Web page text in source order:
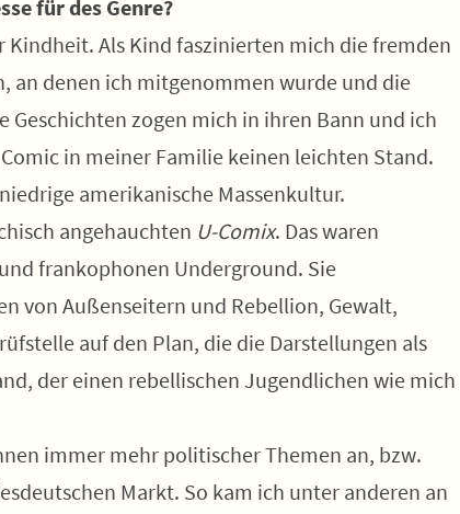
für des Genre?
Kindheit. Als Kind faszinierten mich die fremden
an denen ich mitgenommen wurde und die
zogen mich in ihren Bann und ich
in meiner Familie keinen leichten Stand.
amerikanische Massenkultur.
angehauchten U-Comix. Das waren
frankophonen Underground. Sie
von Außenseitern und Rebellion, Gewalt,
auf den Plan, die die Darstellungen als
der einen rebellischen Jugendlichen wie mich
immer mehr politischer Themen an, bzw.
Markt. So kam ich unter anderen an